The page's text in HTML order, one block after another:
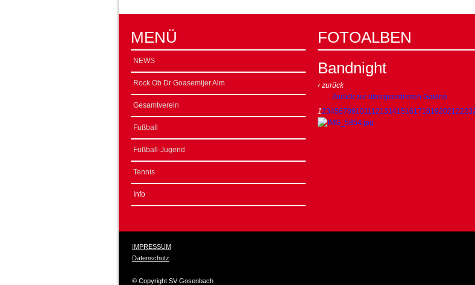
MENÜ
NEWS
Rock Ob Dr Goasemijer Alm
Gesamtverein
Fußball
Fußball-Jugend
Tennis
Info
FOTOALBEN
Bandnight
‹ zurück
Zurück zur übergeordneten Galerie
1234567891011121314151617181920212223
IMPRESSUM
Datenschutz
© Copyright SV Gosenbach